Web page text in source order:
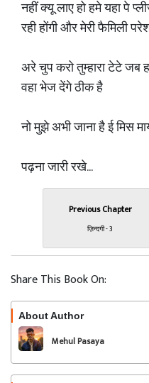
नहीं क्यू लाए हो हमे यहा पे
रही होंगी और मेरी फैमिली
अरे चुप करो तुम्हारा टेटे जब
वहा भेज देंगे ठीक है
नो मुझे अभी जाना है ई मिस
पढ़ना जारी रखे...
Previous Chapter
ज़िन्दगी - 3
Share This Book On:
About Author
Mehul Pasaya